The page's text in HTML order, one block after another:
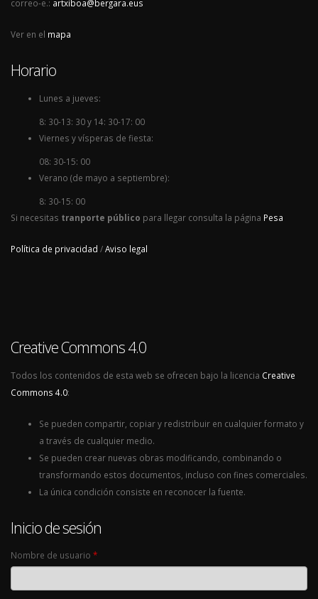
correo-e.: artxiboa@bergara.eus
Ver en el mapa
Horario
Lunes a jueves:
8: 30-13: 30 y 14: 30-17: 00
Viernes y vísperas de fiesta:
08: 30-15: 00
Verano (de mayo a septiembre):
8: 30-15: 00
Si necesitas tranporte público para llegar consulta la página Pesa
Política de privacidad /Aviso legal
Creative Commons 4.0
Todos los contenidos de esta web se ofrecen bajo la licencia Creative
Commons 4.0:
Se pueden compartir, copiar y redistribuir en cualquier formato y
a través de cualquier medio.
Se pueden crear nuevas obras modificando, combinando o
transformando estos documentos, incluso con fines comerciales.
La única condición consiste en reconocer la fuente.
Inicio de sesión
Nombre de usuario *